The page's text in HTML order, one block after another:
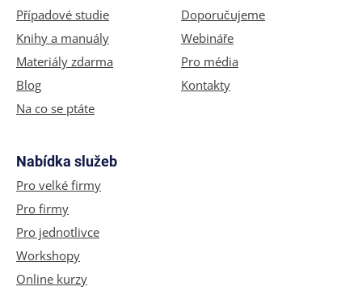
Případové studie
Knihy a manuály
Materiály zdarma
Blog
Na co se ptáte
Doporučujeme
Webináře
Pro média
Kontakty
Nabídka služeb
Pro velké firmy
Pro firmy
Pro jednotlivce
Workshopy
Online kurzy